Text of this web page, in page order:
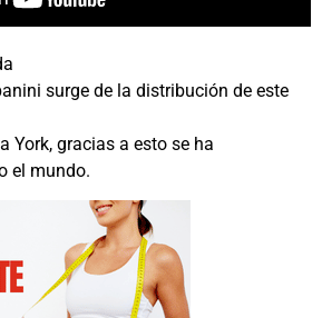
surge de la distribución de este
York, gracias a esto se ha
el mundo.